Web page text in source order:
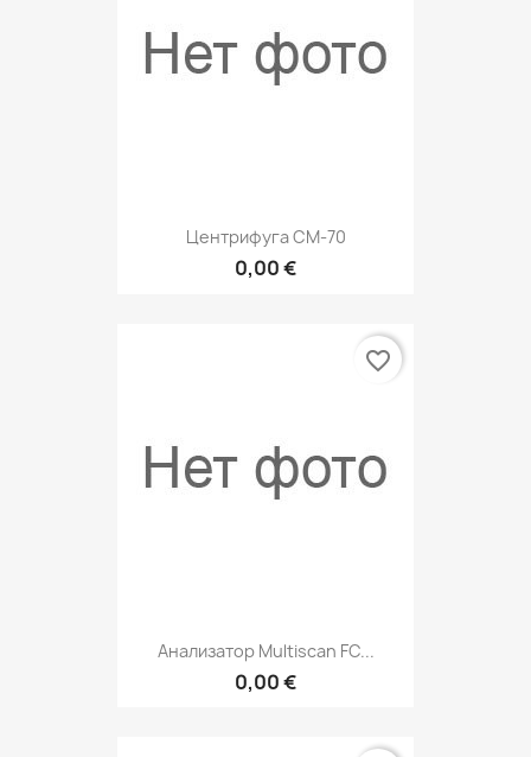
Центрифуга CM-70
0,00 €
Анализатор Multiscan FC...
0,00 €
favorite_border